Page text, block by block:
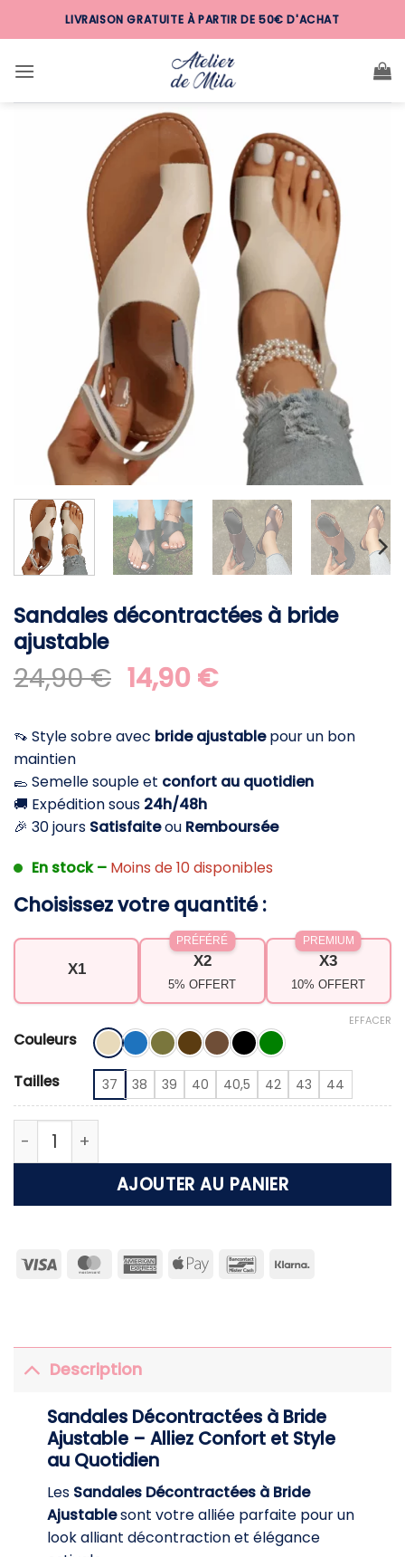
LIVRAISON GRATUITE À PARTIR DE 50€ D'ACHAT
Sandales décontractées à bride
ajustable
24,90€ Le
prix
initial
était :
24,90 €.
14,90 €Le
actuel
est :
14,90 €.
👡 Style sobre avec bride ajustablepour un bon
maintien
🥿 Semelle souple et confort au quotidien
🚚 Expédition sous 24h/48h
🎉 30 jours Satisfaiteou Remboursée
En stock – Moins de 10 disponibles
Choisissez votre quantité :
X1 X2
5% OFFERT
PRÉFÉRÉ
X3
10% OFFERT
PREMIUM
Couleurs
Tailles 37 38 39 40 40,5 42 43 44
EFFACER
quantité de Sandales décontractées à bride
AJOUTER AU PANIER
Visa MasterCardAmericanApple
Bancontact
Klarna
Description
Sandales Décontractées à Bride
Ajustable – Alliez Confort et Style
au Quotidien
Les Sandales Décontractées à Bride
Ajustablesont votre alliée parfaite pour un
look alliant décontraction et élégance